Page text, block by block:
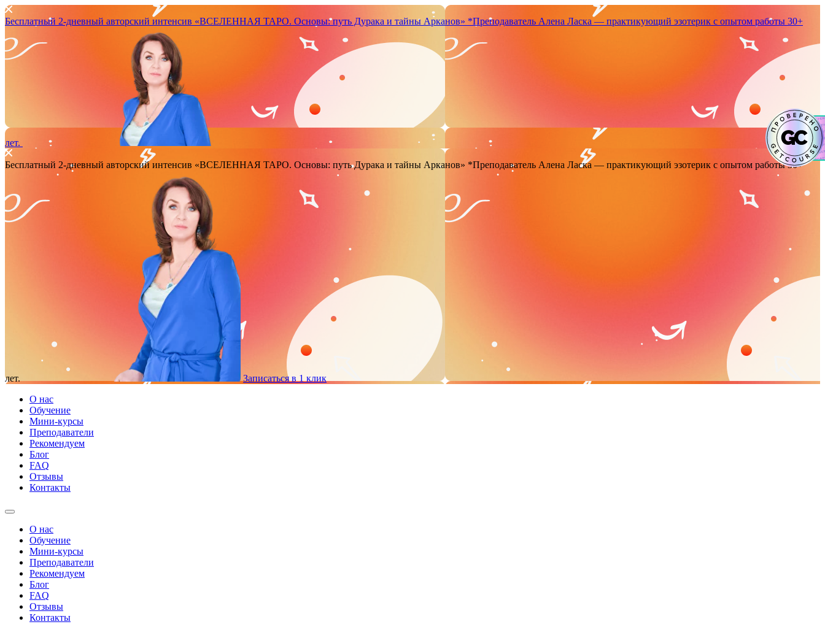
Бесплатный 2-дневный авторский интенсив «ВСЕЛЕННАЯ ТАРО. Основы: путь Дурака и тайны Арканов» *Преподаватель Аленa Ласка — практикующий эзотерик с опытом работы 30+
лет.
Бесплатный 2-дневный авторский интенсив «ВСЕЛЕННАЯ ТАРО. Основы: путь Дурака и тайны Арканов» *Преподаватель Аленa Ласка — практикующий эзотерик с опытом работы 30+
лет.
Записаться в 1 клик
О нас
Обучение
Мини-курсы
Преподаватели
Рекомендуем
Блог
FAQ
Отзывы
Контакты
О нас
Обучение
Мини-курсы
Преподаватели
Рекомендуем
Блог
FAQ
Отзывы
Контакты